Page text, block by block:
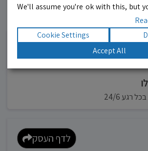
רוצים גם? לחצו כאן
רגע 24/6
לדף העסק
We'll assume you're ok with this, but
Cookie Settings
Accept All